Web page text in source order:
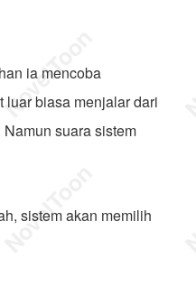
ia mencoba
luar biasa menjalar dari
suara sistem
sistem akan memilih